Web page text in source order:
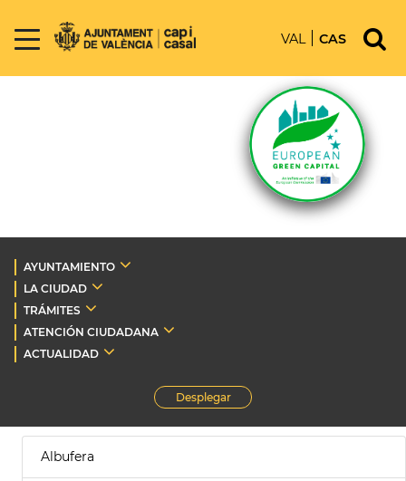
VAL CAS
AYUNTAMIENTO
LA CIUDAD
TRÁMITES
ATENCIÓN CIUDADANA
ACTUALIDAD
Desplegar
Albufera